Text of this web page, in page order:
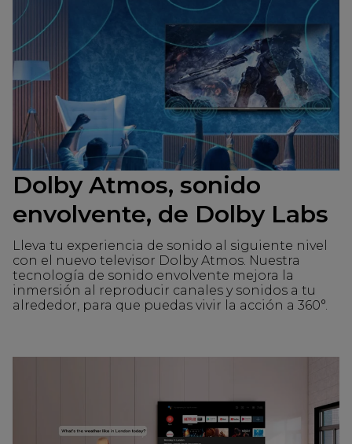
Dolby Atmos, sonido
envolvente, de Dolby Labs
Lleva tu experiencia de sonido al siguiente nivel
con el nuevo televisor Dolby Atmos. Nuestra
tecnología de sonido envolvente mejora la
inmersión al reproducir canales y sonidos a tu
alrededor, para que puedas vivir la acción a 360°.